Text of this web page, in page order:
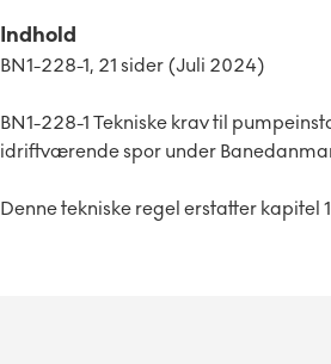
Indhold
BN1-228-1, 21 sider (Juli 2024)
BN1-228-1 Tekniske krav til
idriftværende spor under
Denne tekniske regel erstatter kapitel